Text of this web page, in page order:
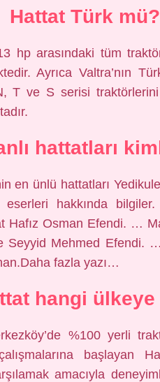
Hattat Türk mü?
hp arasındaki tüm
Ayrıca Valtra’nın
T ve S serisi
hattatları
en ünlü hattatları
eserleri hakkında
Hafız Osman Efendi. …
Seyyid Mehmed Efendi.
fazla yazı…
hangi ülkeye
%100 yerli
başlayan
amacıyla